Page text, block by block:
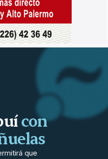
con
que